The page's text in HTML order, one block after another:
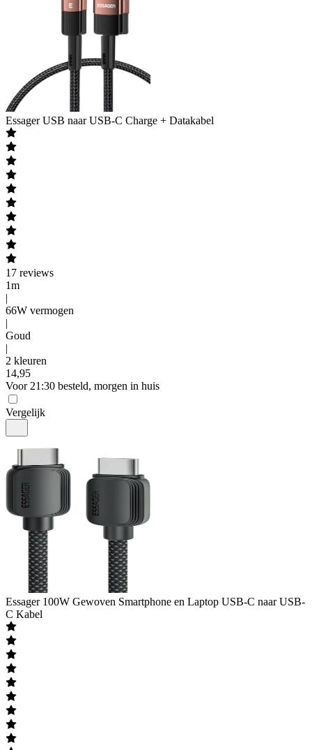
Essager USB naar USB-C Charge + Datakabel
17 reviews
1m
|
66W vermogen
|
Goud
|
2 kleuren
14,95
Voor 21:30 besteld, morgen in huis
Vergelijk
Essager 100W Gewoven Smartphone en Laptop USB-C naar USB-
C Kabel